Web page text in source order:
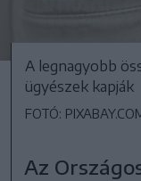
A legnagyobb
ügyészek kapják
FOTÓ:
Az